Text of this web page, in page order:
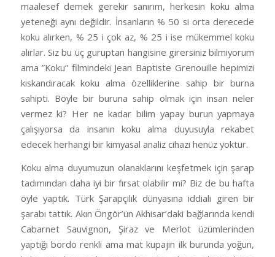
maalesef demek gerekir sanırım, herkesin koku alma
yeteneği aynı değildir. İnsanların % 50 si orta derecede
koku alırken, % 25 i çok az, % 25 i ise mükemmel koku
alırlar. Siz bu üç guruptan hangisine girersiniz bilmiyorum
ama ”Koku” filmindeki Jean Baptiste Grenouille hepimizi
kıskandıracak koku alma özelliklerine sahip bir burna
sahipti. Böyle bir buruna sahip olmak için insan neler
vermez ki? Her ne kadar bilim yapay burun yapmaya
çalışıyorsa da insanın koku alma duyusuyla rekabet
edecek herhangi bir kimyasal analiz cihazı henüz yoktur.
Koku alma duyumuzun olanaklarını keşfetmek için şarap
tadımından daha iyi bir fırsat olabilir mi? Biz de bu hafta
öyle yaptık. Türk Şarapçılık dünyasına iddialı giren bir
şarabı tattık. Akın Öngör’ün Akhisar’daki bağlarında kendi
Cabarnet Sauvignon, Şiraz ve Merlot üzümlerinden
yaptığı bordo renkli ama mat kupajın ilk burunda yoğun,